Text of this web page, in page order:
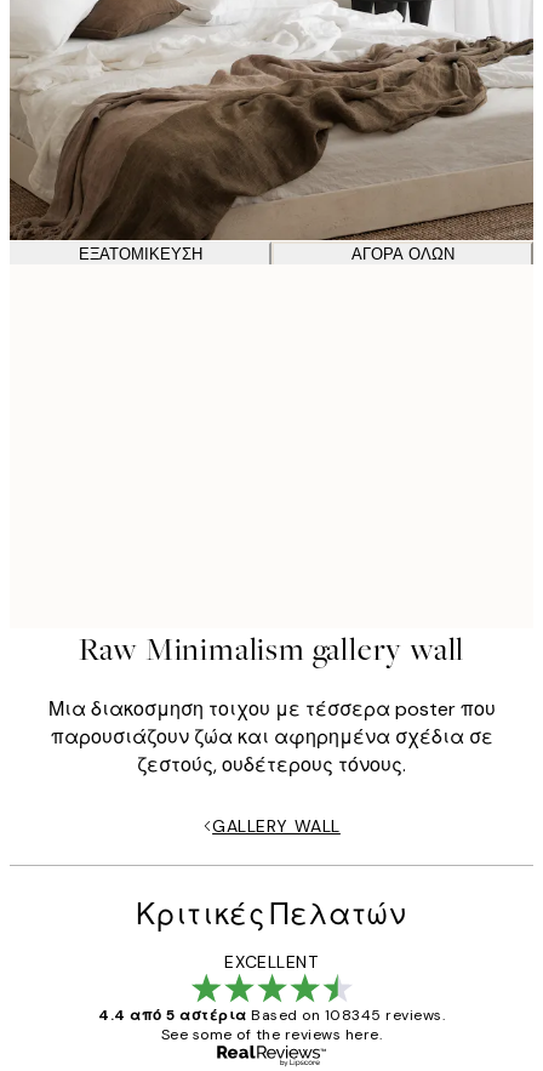
ΕΞΑΤΟΜΊΚΕΥΣΗ ΑΓΟΡΆ ΌΛΩΝ
Raw Minimalism gallery wall
Μια διακοσμηση τοιχου με τέσσερα poster που
παρουσιάζουν ζώα και αφηρημένα σχέδια σε
ζεστούς, ουδέτερους τόνους.
GALLERY WALL
Κριτικές Πελατών
EXCELLENT
4.4 από 5 αστέρια Based on 108345 reviews.
See some of the reviews here.